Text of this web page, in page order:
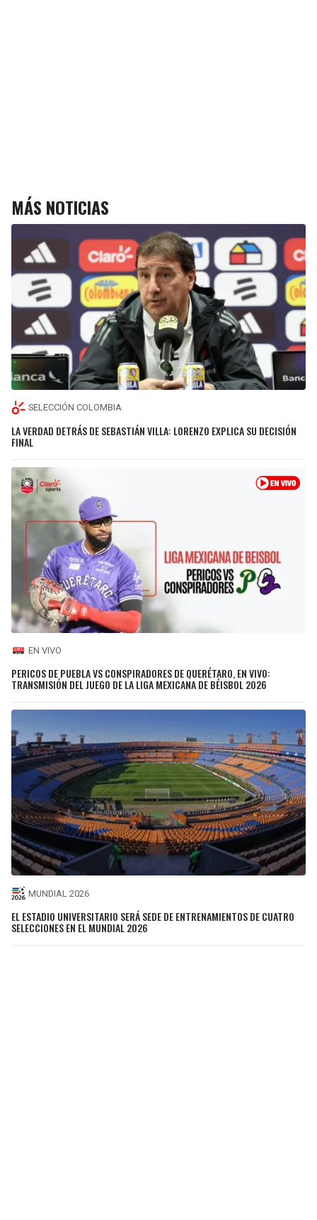
MÁS NOTICIAS
SELECCIÓN COLOMBIA
LA VERDAD DETRÁS DE SEBASTIÁN VILLA: LORENZO EXPLICA SU DECISIÓN
FINAL
EN VIVO
PERICOS DE PUEBLA VS CONSPIRADORES DE QUERÉTARO, EN VIVO:
TRANSMISIÓN DEL JUEGO DE LA LIGA MEXICANA DE BÉISBOL 2026
MUNDIAL 2026
EL ESTADIO UNIVERSITARIO SERÁ SEDE DE ENTRENAMIENTOS DE CUATRO
SELECCIONES EN EL MUNDIAL 2026